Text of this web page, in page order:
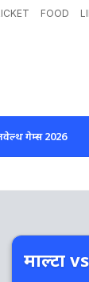
FOOD
गेम्स 2026
माल्टा vs